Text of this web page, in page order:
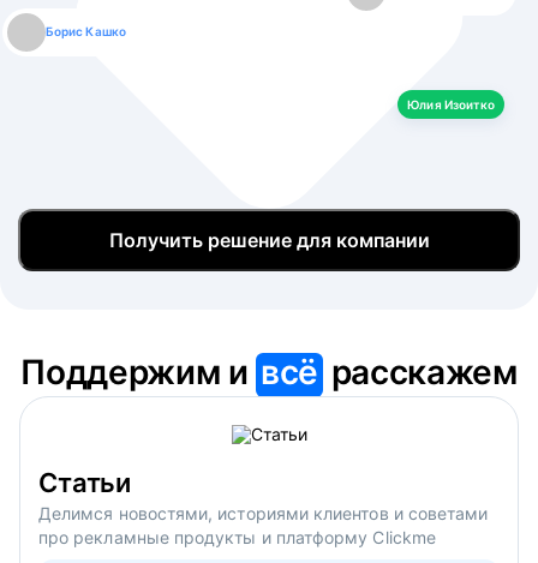
Борис Кашко
Юлия Изоитко
Юлия Изоитко
Александр Кулагин
Даниил Макаров
Екатерина Лазаренко
Получить решение для компании
Поддержим ивсё расскажем
Статьи
Делимся новостями, историями клиентов и советами
про рекламные продукты и платформу Clickme